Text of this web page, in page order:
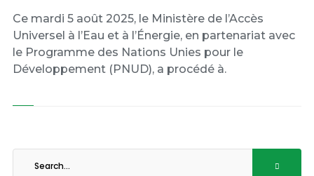
Ce mardi 5 août 2025, le Ministère de l’Accès
Universel à l’Eau et à l’Énergie, en partenariat avec
le Programme des Nations Unies pour le
Développement (PNUD), a procédé à.